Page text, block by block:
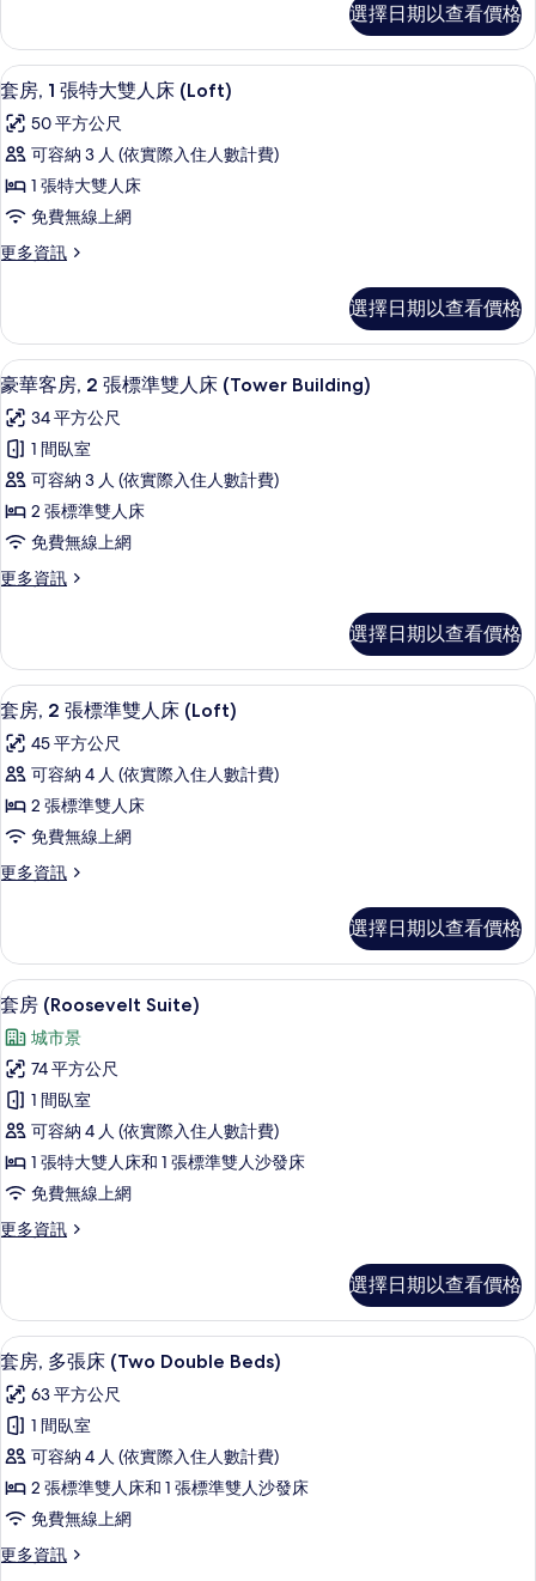
Bed)
的
所
有
相
片
King
Bed)
的
詳
情
加
大
雙
人
床
的
所
有
客
房,
1
加
大
人
床
詳
選擇日期以查看價格
顯
示
套
房,
1
張
特
雙
人
床
(Loft)
的
所
有
相
片
套房, 1 張特大雙人床 (Loft) | 埃及棉
6
套房, 1 張特大雙人床 (Loft)
50 平方公尺
可容納 3 人 (依實際入住人數計費)
1 張特大雙人床
免費無線上網
更多資訊
更
1
張
特
雙
人
(Loft)
的
詳
情
選擇日期以查看價格
顯
示
豪
華
客
房,
張
準
雙
人
床
(Tower
Building)
的
所
有
片
埃及棉床單、高級寢具、羽絨被、迷你
5
豪華客房, 2 張標準雙人床 (Tower Building)
34 平方公尺
1 間臥室
可容納 3 人 (依實際入住人數計費)
2 張標準雙人床
免費無線上網
更多資訊
更
客
房,
2
標
準
人
床
Building)
選擇日期以查看價格
顯
示
套
房,
2
張
標
雙
人
床
(Loft)
的
所
有
相
片
套房, 2 張標準雙人床 (Loft) | 埃及棉
5
套房, 2 張標準雙人床 (Loft)
45 平方公尺
可容納 4 人 (依實際入住人數計費)
2 張標準雙人床
免費無線上網
更多資訊
更
2
張
標
雙
人
床
(Loft)
的
詳
情
選擇日期以查看價格
顯
示
套
房
(Roosevelt
Suite)
的
所
有
埃及棉床單、高級寢具、羽絨被、迷你
9
套房 (Roosevelt Suite)
城市景
74 平方公尺
1 間臥室
可容納 4 人 (依實際入住人數計費)
1 張特大雙人床和 1 張標準雙人沙發床
免費無線上網
更多資訊
更
(Roosevelt
Suite)
的
情
選擇日期以查看價格
顯
示
套
房,
多
張
床
(Two
套房, 多張床 (Two Double Beds) | 埃
9
套房, 多張床 (Two Double Beds)
63 平方公尺
1 間臥室
可容納 4 人 (依實際入住人數計費)
2 張標準雙人床和 1 張標準雙人沙發床
免費無線上網
更多資訊
更